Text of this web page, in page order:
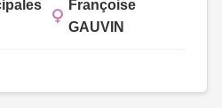
Françoise
GAUVIN